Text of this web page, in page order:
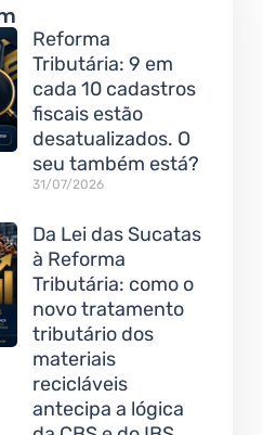
Reforma
Tributária: 9 em
cada 10 cadastros
fiscais estão
desatualizados. O
seu também está?
31/07/2026
Da Lei das Sucatas
à Reforma
Tributária: como o
novo tratamento
tributário dos
materiais
recicláveis
antecipa a lógica